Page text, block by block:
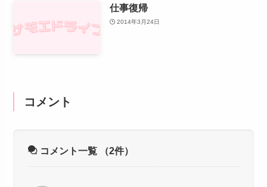
仕事復帰
2014年3月24日
コメント
コメント一覧 （2件）